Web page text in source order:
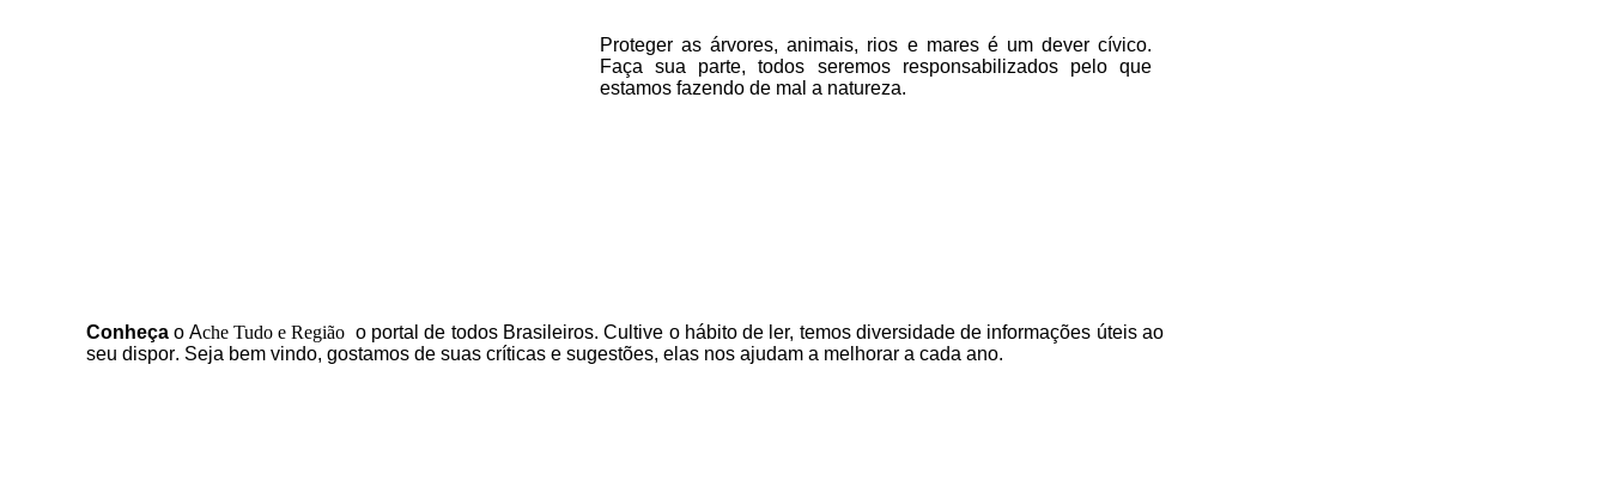
Proteger as árvores, animais, rios e mares é um dever cívico.
Faça sua parte, todos seremos responsabilizados pelo que
estamos fazendo de mal a natureza.
Conheça o Ache Tudo e Região o portalde todos Brasileiros. Cultive o hábito de ler, temos diversidade de informações úteisao
seu dispor. Seja bem vindo, gostamos de suas críticas e sugestões, elas nos ajudam a melhorar a cada ano.